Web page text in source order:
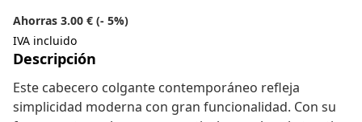
Ahorras 3.00 € (- 5%)
IVA incluido
Descripción
Este cabecero colgante contemporáneo refleja
simplicidad moderna con gran funcionalidad. Con su